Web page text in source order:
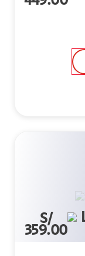
S/
359.00